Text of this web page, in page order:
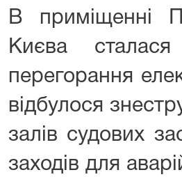
В приміщенні
Києва
перегорання
відбулося
залів судових
заходів для